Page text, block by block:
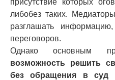
либобез таких.
разглашать
переговоров.
Однако основным
возможность решить
без обращения в суд